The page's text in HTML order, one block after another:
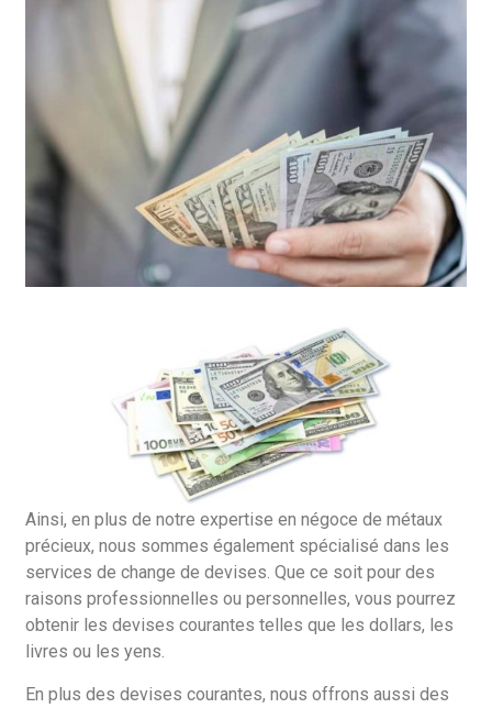
Ainsi, en plus de notre expertise en négoce de métaux
précieux, nous sommes également spécialisé dans les
services de change de devises. Que ce soit pour des
raisons professionnelles ou personnelles, vous pourrez
obtenir les devises courantes telles que les dollars, les
livres ou les yens.
En plus des devises courantes, nous offrons aussi des